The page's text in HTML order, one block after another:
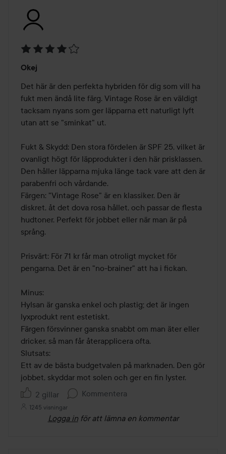
4
av
5
Okej
Det här är den perfekta hybriden för dig som vill ha
fukt men ändå lite färg. Vintage Rose är en väldigt
tacksam nyans som ger läpparna ett naturligt lyft
utan att se "sminkat" ut.
Fukt & Skydd: Den stora fördelen är SPF 25, vilket är
ovanligt högt för läpprodukter i den här prisklassen.
Den håller läpparna mjuka länge tack vare att den är
parabenfri och vårdande.
Färgen: "Vintage Rose" är en klassiker. Den är
diskret, åt det dova rosa hållet, och passar de flesta
hudtoner. Perfekt för jobbet eller när man är på
språng.
Prisvärt: För 71 kr får man otroligt mycket för
pengarna. Det är en "no-brainer" att ha i fickan.
Minus:
Hylsan är ganska enkel och plastig; det är ingen
lyxprodukt rent estetiskt.
Färgen försvinner ganska snabbt om man äter eller
dricker, så man får återapplicera ofta.
Slutsats:
Ett av de bästa budgetvalen på marknaden. Den gör
jobbet, skyddar mot solen och ger en fin lyster.
2 gillar
Kommentera
1245 visningar
Logga in för att lämna en kommentar